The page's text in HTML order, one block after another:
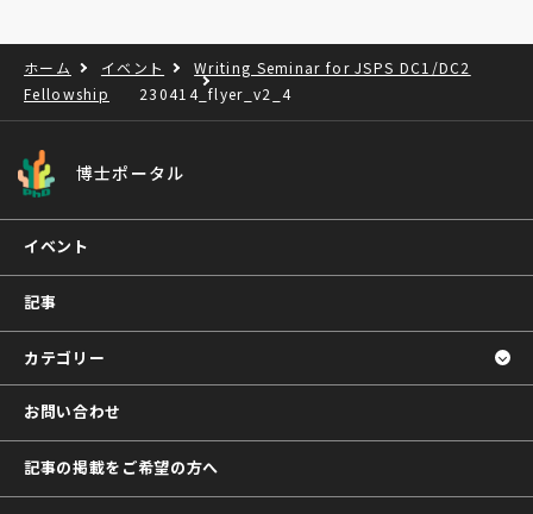
ホーム イベント
Writing Seminar for JSPS DC1/DC2
Fellowship
230414_flyer_v2_4
博士ポータル
イベント
記事
カテゴリー
お問い合わせ
記事の掲載をご希望の方へ